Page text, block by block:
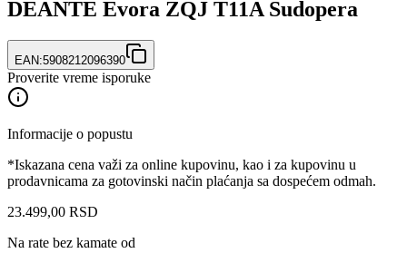
DEANTE Evora ZQJ T11A Sudopera
EAN:5908212096390
Proverite vreme isporuke
Informacije o popustu
*Iskazana cena važi za online kupovinu, kao i za kupovinu u
prodavnicama za gotovinski način plaćanja sa dospećem odmah.
23.499,00 RSD
Na rate bez kamate od